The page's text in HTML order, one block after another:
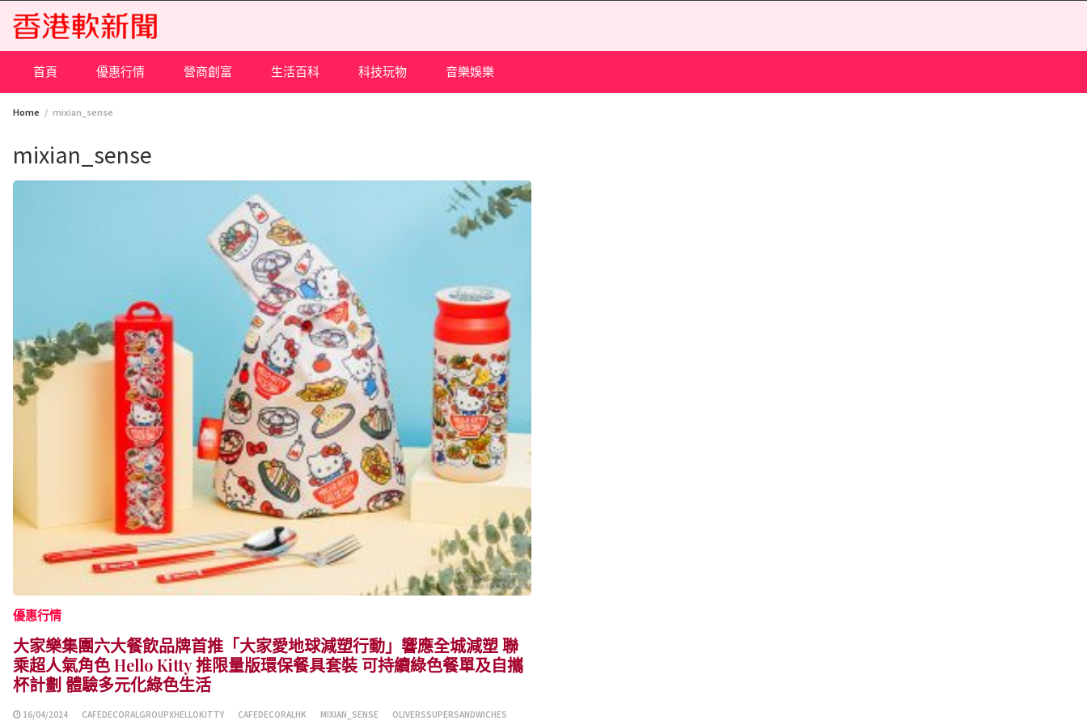
content
首頁 優惠行情 營商創富 生活百科 科技玩物 音樂娛樂
Home mixian_sense
mixian_sense
優惠行情
大家樂集團六大餐飲品牌首推「大家愛地球減塑行動」響應全城減塑 聯
乘超人氣角色 Hello Kitty 推限量版環保餐具套裝 可持續綠色餐單及自攜
杯計劃 體驗多元化綠色生活
16/04/2024 CAFEDECORALGROUPXHELLOKITTY CAFEDECORALHK MIXIAN_SENSE
OLIVERSSUPERSANDWICHES